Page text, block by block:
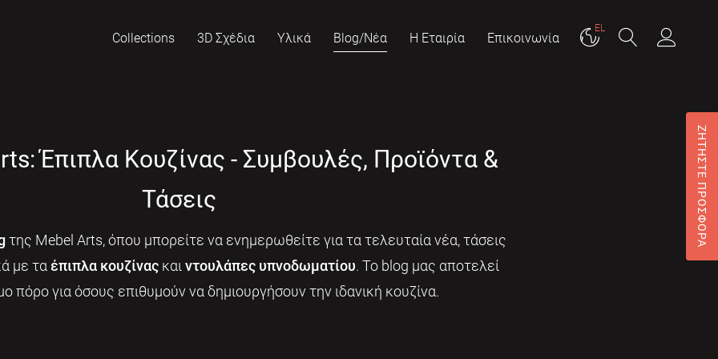
Collections 3D Σχέδια Υλικά Blog/Νέα Η Εταιρία Επικοινωνία
EL
Έπιπλα Κουζίνας - Συμβουλές, Προϊόντα &
Τάσεις
της Mebel Arts, όπου μπορείτε να ενημερωθείτε για τα τελευταία νέα, τάσεις
με τα έπιπλα κουζίναςκαι ντουλάπες υπνοδωματίου. Το blog μας αποτελεί
πόρο για όσους επιθυμούν να δημιουργήσουν την ιδανική κουζίνα.
ΖΗΤΗΣΤΕ ΠΡΟΣΦΟΡΑ